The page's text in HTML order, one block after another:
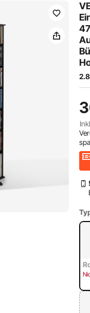
Braun
2.8